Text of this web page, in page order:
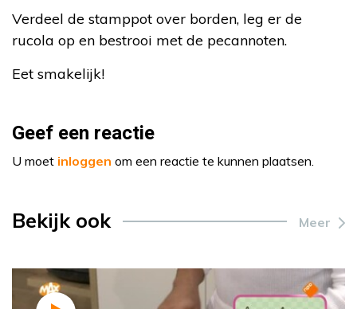
Verdeel de stamppot over borden, leg er de
rucola op en bestrooi met de pecannoten.
Eet smakelijk!
Geef een reactie
U moet inloggen om een reactie te kunnen plaatsen.
Bekijk ook Meer